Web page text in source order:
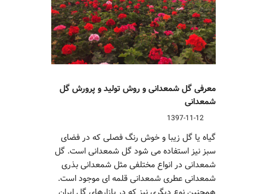
معرفی گل شمعدانی و روش تولید و پرورش گل
شمعدانی
1397-11-12
گیاه یا گل زیبا و خوش رنگ فصلی که در فضای
سبز نیز استفاده می شود گل شمعدانی است. گل
شمعدانی در انواع مختلفی مثل شمعدانی بذری
شمعدانی عطری شمعدانی قلمه ای موجود است.